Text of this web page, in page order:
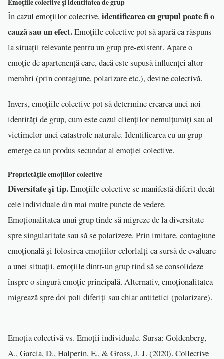
În cazul emoțiilor colective,identificarea cu grupul poate fi o
cauză sau un efect.Emoțiile colective pot să apară ca răspuns
la situații relevante pentru un grup pre-existent. Apare o
emoție de apartenență care, dacă este supusă influenței altor
membri (prin contagiune, polarizare etc.), devine colectivă.
Invers, emoțiile colective pot să determine crearea unei noi
identități de grup, cum este cazul clienților nemulțumiți sau al
victimelor unei catastrofe naturale. Identificarea cu un grup
emerge ca un produs secundar al emoției colective.
Proprietățile emoțiilor colective
Diversitate și tip.Emoțiile colective se manifestă diferit decât
cele individuale din mai multe puncte de vedere.
Emoționalitatea unui grup tinde să migreze de la diversitate
spre singularitate sau să se polarizeze. Prin imitare, contagiune
emoțională și folosirea emoțiilor celorlalți ca sursă de evaluare
a unei situații, emoțiile dintr-un grup tind să se consolideze
înspre o singură emoție principală. Alternativ, emoționalitatea
migrează spre doi poli diferiți sau chiar antitetici (polarizare).
Emoția colectivă vs. Emoții individuale. Sursa: Goldenberg,
A., Garcia, D., Halperin, E., & Gross, J. J. (2020). Collective